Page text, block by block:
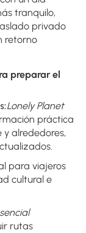
tranquilo,
privado
retorno
preparar el
Lonely Planet
práctica
alrededores,
para viajeros
cultural e
rutas